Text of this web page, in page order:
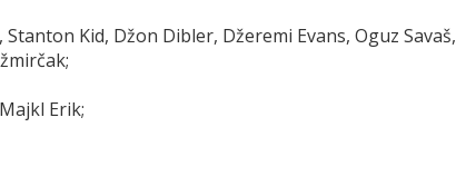
Kid, Džon Dibler, Džeremi Evans, Oguz Savaš,
Erik;